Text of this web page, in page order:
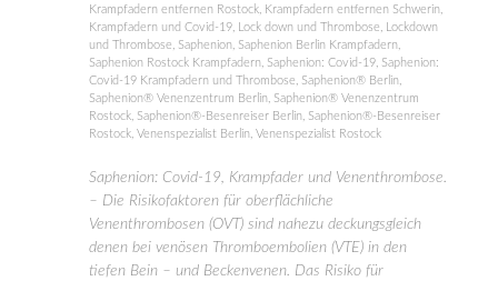
Krampfadern entfernen Rostock, Krampfadern entfernen Schwerin,
Krampfadern und Covid-19, Lock down und Thrombose, Lockdown
und Thrombose, Saphenion, Saphenion Berlin Krampfadern,
Saphenion Rostock Krampfadern, Saphenion: Covid-19, Saphenion:
Covid-19 Krampfadern und Thrombose, Saphenion® Berlin,
Saphenion® Venenzentrum Berlin, Saphenion® Venenzentrum
Rostock, Saphenion®-Besenreiser Berlin, Saphenion®-Besenreiser
Rostock, Venenspezialist Berlin, Venenspezialist Rostock
Saphenion: Covid-19, Krampfader und Venenthrombose.
– Die Risikofaktoren für oberflächliche
Venenthrombosen (OVT) sind nahezu deckungsgleich
denen bei venösen Thromboembolien (VTE) in den
tiefen Bein – und Beckenvenen. Das Risiko für